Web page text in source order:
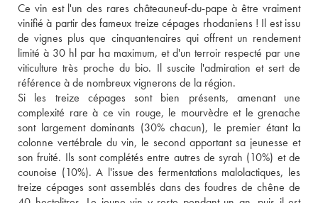
Ce vin est l'un des rares châteauneuf-du-pape à être vraiment
vinifié à partir des fameux treize cépages rhodaniens ! Il est issu
de vignes plus que cinquantenaires qui offrent un rendement
limité à 30 hl par ha maximum, et d'un terroir respecté par une
viticulture très proche du bio. Il suscite l'admiration et sert de
référence à de nombreux vignerons de la région.
Si les treize cépages sont bien présents, amenant une
complexité rare à ce vin rouge, le mourvèdre et le grenache
sont largement dominants (30% chacun), le premier étant la
colonne vertébrale du vin, le second apportant sa jeunesse et
son fruité. Ils sont complétés entre autres de syrah (10%) et de
counoise (10%). A l'issue des fermentations malolactiques, les
treize cépages sont assemblés dans des foudres de chêne de